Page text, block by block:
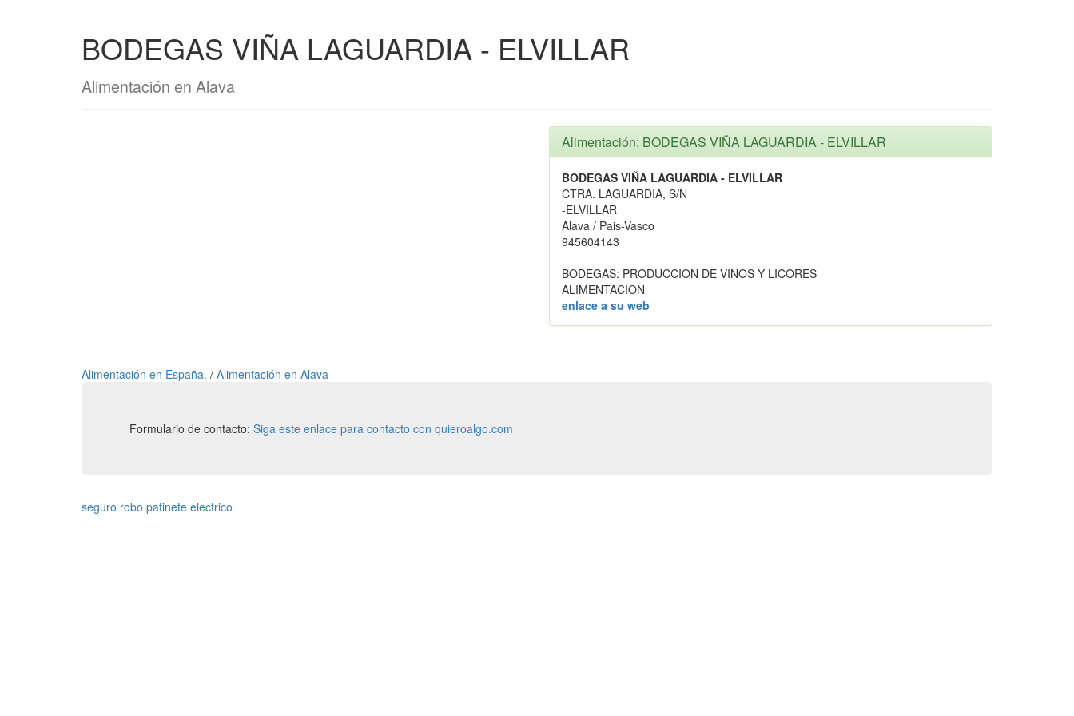
BODEGAS VIÑA LAGUARDIA - ELVILLAR
Alimentación en Alava
Alimentación: BODEGAS VIÑA LAGUARDIA - ELVILLAR
BODEGAS VIÑA LAGUARDIA - ELVILLAR
CTRA. LAGUARDIA, S/N
-ELVILLAR
Alava / Pais-Vasco
945604143
BODEGAS: PRODUCCION DE VINOS Y LICORES
ALIMENTACION
enlace a su web
Alimentación en España. / Alimentación en Alava
Formulario de contacto: Siga este enlace para contacto con quieroalgo.com
seguro robo patinete electrico